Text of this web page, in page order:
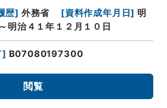
歴] 外務省 [資料作成年月日] 明
明治４１年１２月１０日
] B07080197300
閲覧